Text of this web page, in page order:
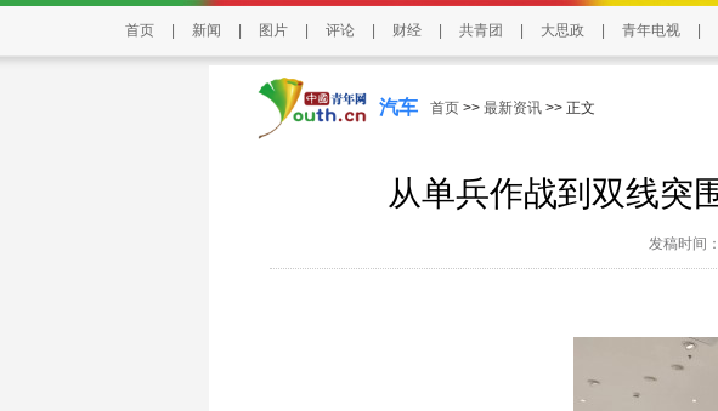
首页 新闻 图片 评论 财经 共青团 大思政 青年电视
汽车 首页 >> 最新资讯 >> 正文
从单兵作战到双线突
发稿时间